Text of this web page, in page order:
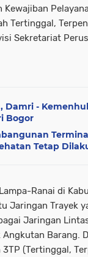
Kewajiban
Tertinggal,
Sekretariat
Damri -
Bogor
Tetap
Ranai di
Jaringan Trayek
Jaringan
Angkutan Barang.
(Tertinggal,